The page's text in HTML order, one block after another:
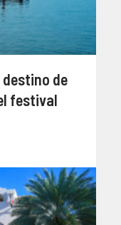
de
festival